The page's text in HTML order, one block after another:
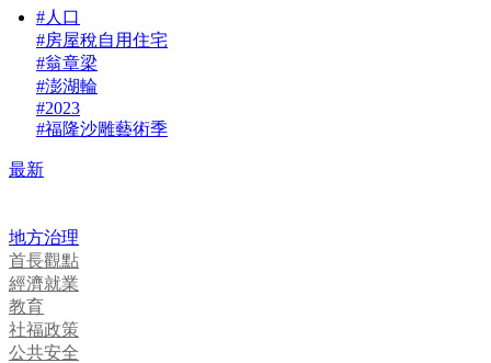
#人口
#房屋稅自用住宅
#翁章梁
#澎湖輪
#2023
#福隆沙雕藝術季
最新
地方治理
首長觀點
經濟就業
教育
社福政策
公共安全